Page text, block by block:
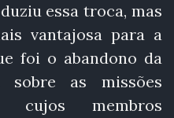
essa troca, mas
vantajosa para a
foi o abandono da
sobre as missões
cujos membros